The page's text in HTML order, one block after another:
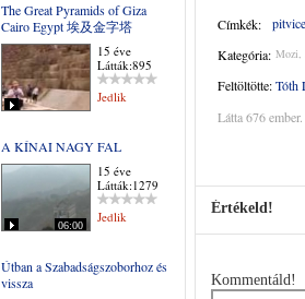
The Great Pyramids of Giza
Cairo Egypt 埃及金字塔
15 éve
Látták:895
Jedlik
A KÍNAI NAGY FAL
06:00
15 éve
Látták:1279
Jedlik
Útban a Szabadságszoborhoz és
vissza
Címkék:
pitvice
Kategória: Mozi,
Feltöltötte:Tóth
Látta 676 ember.
Értékeld!
Kommentáld!